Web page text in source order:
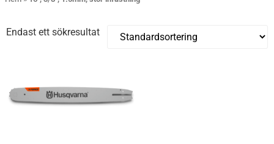
Endast ett sökresultat